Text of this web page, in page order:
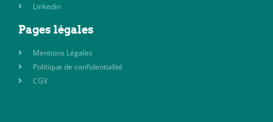
Linkedin
Pages légales
Mentions Légales
Politique de confidentialité
CGV